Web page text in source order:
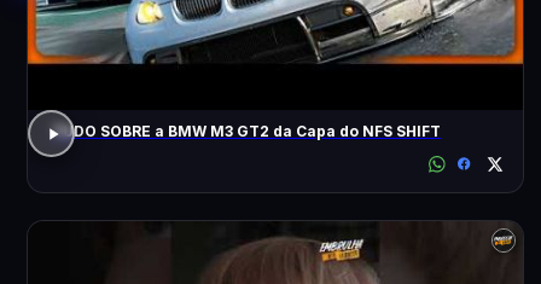
TUDO SOBRE a BMW M3 GT2 da Capa do NFS SHIFT